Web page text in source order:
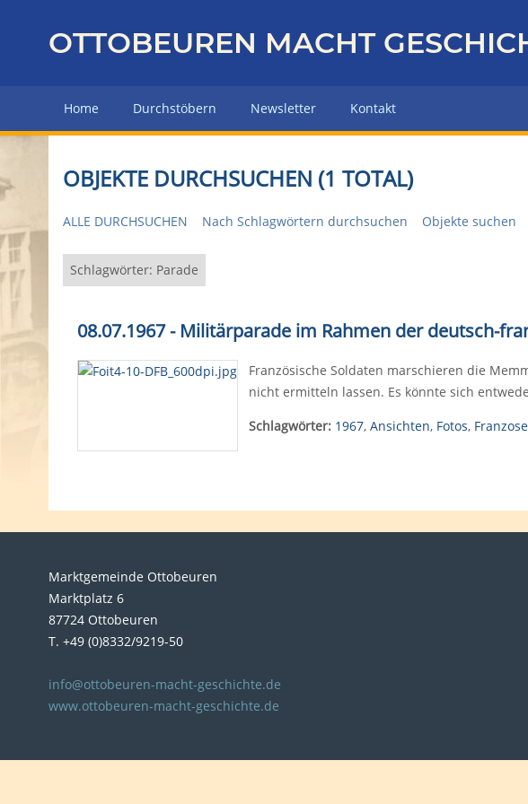
z
r
H
u
p
e
OTTOBEUREN MACHT
Home Durchstöbern Newsletter Kontakt
OBJEKTE DURCHSUCHEN (1 TOTAL)
ALLE DURCHSUCHEN Nach Schlagwörtern durchsuchen Objekte suchen
Schlagwörter: Parade
08.07.1967 - Militärparade im Rahmen der deutsch-
Französische Soldaten marschieren die
nicht ermitteln lassen. Es könnte sich
Schlagwörter: 1967, Ansichten, Fotos,
Marktgemeinde Ottobeuren
Marktplatz 6
87724 Ottobeuren
T. +49 (0)8332/9219-50
info@ottobeuren-macht-geschichte.de
www.ottobeuren-macht-geschichte.de